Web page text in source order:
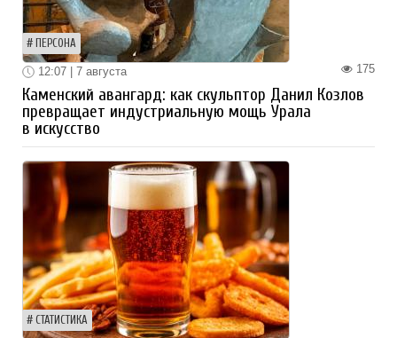
ПЕРСОНА
175
12:07 | 7 августа
Каменский авангард: как скульптор Данил Козлов
превращает индустриальную мощь Урала
в искусство
СТАТИСТИКА